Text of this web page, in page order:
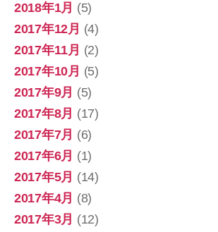
2018年1月 (5)
2017年12月 (4)
2017年11月 (2)
2017年10月 (5)
2017年9月 (5)
2017年8月 (17)
2017年7月 (6)
2017年6月 (1)
2017年5月 (14)
2017年4月 (8)
2017年3月 (12)